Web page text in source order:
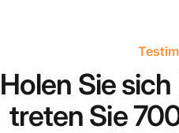
Holen Sie
treten Sie